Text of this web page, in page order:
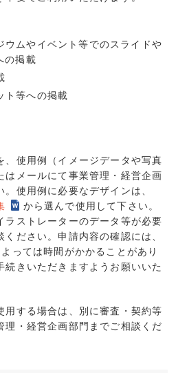
ウムやイベント等でのスライドや
の掲載
ト等への掲載
、使用例（イメージデータや写真
はメールにて事業管理・経営企画
使用例に必要なデザインは、
から選んで使用して下さい。
ラストレーターのデータ等が必要
ださい。申請内容の確認には、
っては時間がかかることがあり
続きいただきますようお願いいた
用する場合は、別に審査・契約等
理・経営企画部門までご相談くだ